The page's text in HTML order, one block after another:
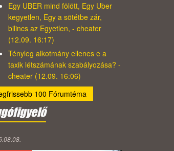
Egy UBER mind fölött, Egy Uber
kegyetlen, Egy a sötétbe zár,
bilincs az Egyetlen, - cheater
(12.09. 16:17)
Tényleg alkotmány ellenes e a
taxik létszámának szabályozása? -
cheater (12.09. 16:06)
100 Fórumtéma